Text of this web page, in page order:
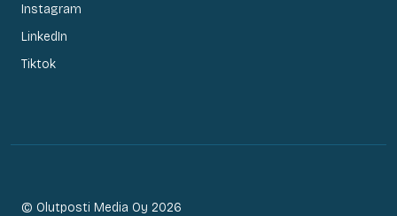
Instagram
LinkedIn
Tiktok
© Olutposti Media Oy 2026